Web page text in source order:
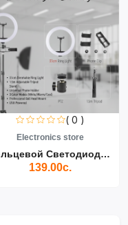
( 0 )
Electronics store
Кольцевой Светодиодный Св...
139.00с.